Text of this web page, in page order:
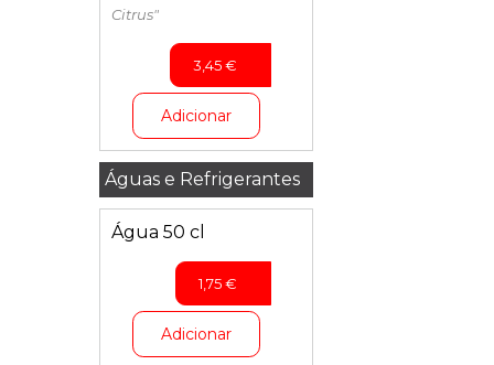
Citrus"
3,45€
Adicionar
Águas e Refrigerantes
Água 50 cl
1,75€
Adicionar